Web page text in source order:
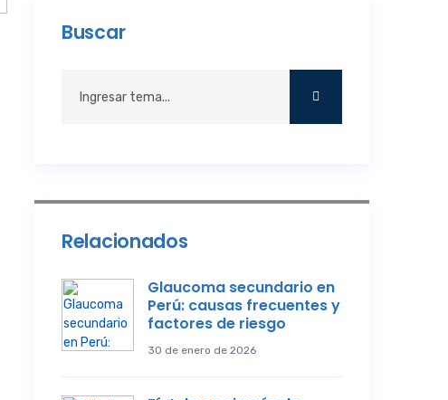
Buscar
Relacionados
Glaucoma secundario en
Perú: causas frecuentes y
factores de riesgo
30 de enero de 2026